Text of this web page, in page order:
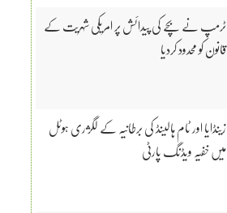
ٹرمپ نے بچے کی پیدائش پر امریکی شہریت کے
قانون کو محدود کردیا
زینڈایا اور ٹام ہالینڈ کی برطانیہ کے لگژری ہوٹل
میں خفیہ ویڈنگ پارٹی